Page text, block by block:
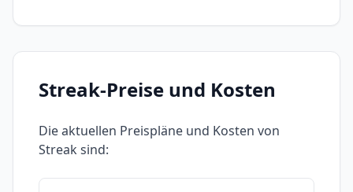
Streak-Preise und Kosten
Die aktuellen Preispläne und Kosten von
Streak sind: